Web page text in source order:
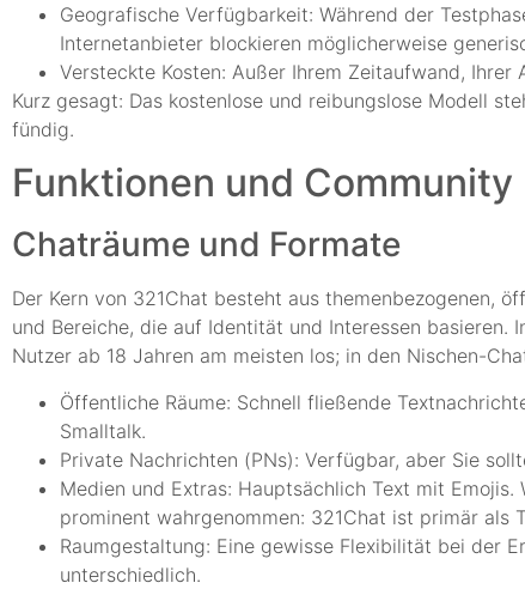
Geografische Verfügbarkeit: Während der
Internetanbieter blockieren möglicherweise
Versteckte Kosten: Außer Ihrem Zeitaufwand, Ihrer
Kurz gesagt: Das kostenlose und reibungslose Modell
fündig.
Funktionen und Community
Chaträume und Formate
Der Kern von 321Chat besteht aus themenbezogenen,
und Bereiche, die auf Identität und Interessen basieren.
Nutzer ab 18 Jahren am meisten los; in den Nischen-
Öffentliche Räume: Schnell fließende
Smalltalk.
Private Nachrichten (PNs): Verfügbar, aber Sie
Medien und Extras: Hauptsächlich Text mit
prominent wahrgenommen: 321Chat ist primär als
Raumgestaltung: Eine gewisse Flexibilität bei der
unterschiedlich.